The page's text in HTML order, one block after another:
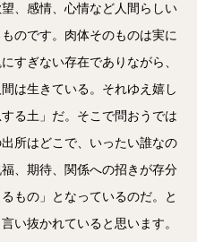
、感情、心情など人間らしい
のです。肉体そのものは実に
すぎない存在でありながら、
は生きている。それゆえ嬉し
る土」だ。そこで問おうでは
所はどこで、いったい誰なの
、期待、関係への招きが存分
もの」となっているのだ。と
い抜かれていると思います。